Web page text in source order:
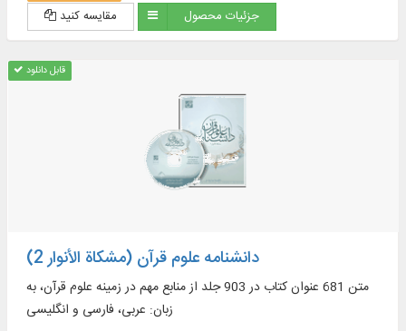
مقایسه کنید جزئیات محصول
قابل دانلود
دانشنامه علوم قرآن (مشکاة الأنوار 2)
متن 681 عنوان کتاب در 903 جلد از منابع مهم در زمينه علوم قرآن، به
زبان: عربی، فارسی و انگلیسی